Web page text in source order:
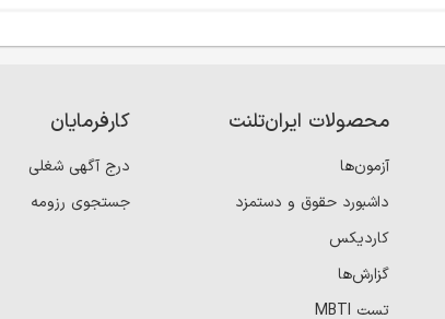
محصولات ایران‌تلنت
آزمون‌ها
داشبورد حقوق و دستمزد
کاردیکس
گزارش‌ها
تست MBTI
کارفرمایان
درج آگهی شغلی
جستجوی رزومه